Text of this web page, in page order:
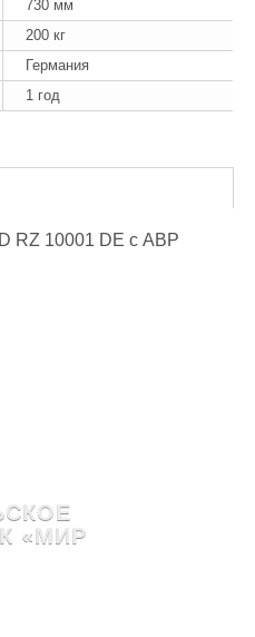
730 мм
200 кг
Германия
1 год
RZ 10001 DE с АВР
«МИР